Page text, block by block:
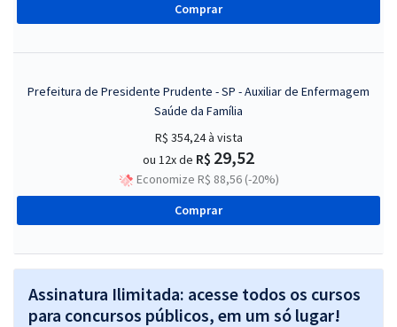
Comprar
Prefeitura de Presidente Prudente - SP - Auxiliar de Enfermagem
Saúde da Família
R$ 354,24à vista
ou 12x de R$ 29,52
Economize R$ 88,56 (-20%)
Comprar
Assinatura Ilimitada: acesse todos os cursos
para concursos públicos, em um só lugar!